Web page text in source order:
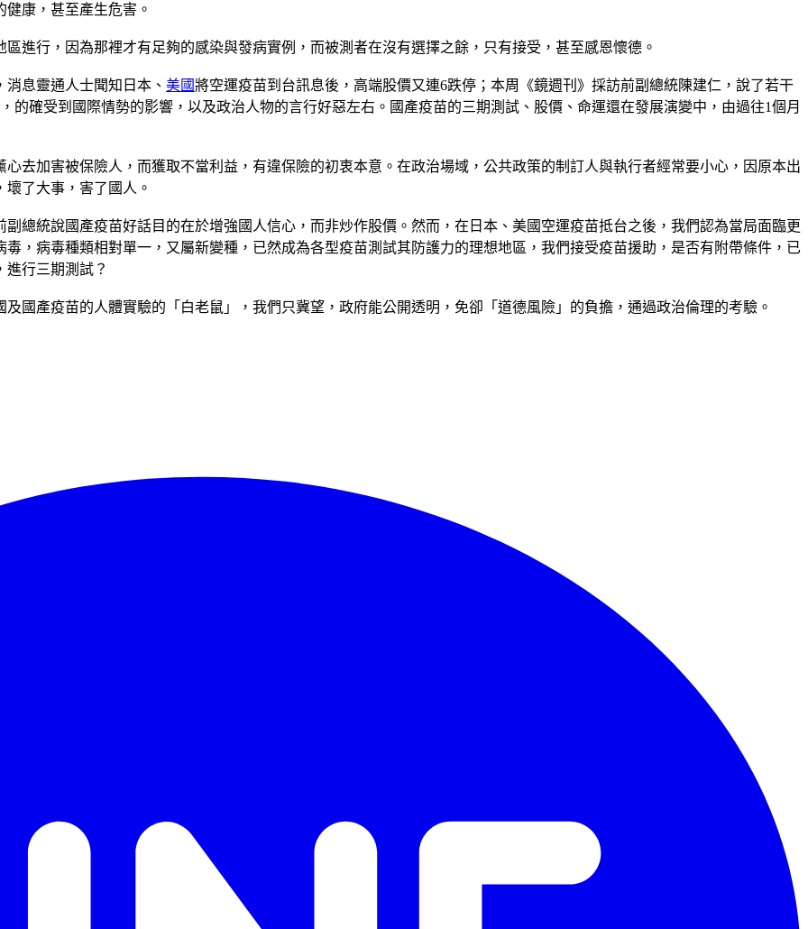
康，甚至產生危害。
進行，因為那裡才有足夠的感染與發病實例，而被測者在沒有選擇之餘，只有接受，甚至感恩懷德。
息靈通人士聞知日本、 美國將空運疫苗到台訊息後，高端股價又連6跌停；本周《鏡週刊》採訪前副總統陳建仁，說了若干
的確受到國際情勢的影響，以及政治人物的言行好惡左右。國產疫苗的三期測試、股價、命運還在發展演變中，由過往1個月
去加害被保險人，而獲取不當利益，有違保險的初衷本意。在政治場域，公共政策的制訂人與執行者經常要小心，因原本出
了大事，害了國人。
副總統說國產疫苗好話目的在於增強國人信心，而非炒作股價。然而，在日本、美國空運疫苗抵台之後，我們認為當局面臨更
，病毒種類相對單一，又屬新變種，已然成為各型疫苗測試其防護力的理想地區，我們接受疫苗援助，是否有附帶條件，已
行三期測試？
國產疫苗的人體實驗的「白老鼠」，我們只冀望，政府能公開透明，免卻「道德風險」的負擔，通過政治倫理的考驗。